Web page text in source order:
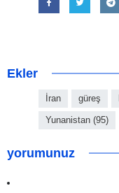
Ekler
İran güreş
Yunanistan (95)
yorumunuz